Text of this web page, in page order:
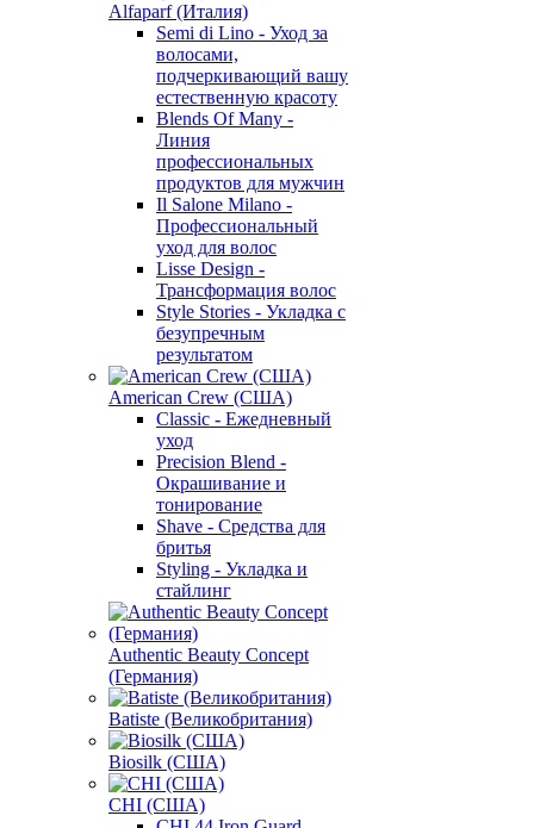
Alfaparf (Италия)
Semi di Lino - Уход за
волосами,
подчеркивающий вашу
естественную красоту
Blends Of Many -
Линия
профессиональных
продуктов для мужчин
Il Salone Milano -
Профессиональный
уход для волос
Lisse Design -
Трансформация волос
Style Stories - Укладка с
безупречным
результатом
American Crew (США)
Classic - Ежедневный
уход
Precision Blend -
Окрашивание и
тонирование
Shave - Средства для
бритья
Styling - Укладка и
стайлинг
Authentic Beauty Concept
(Германия)
Batiste (Великобритания)
Biosilk (США)
CHI (США)